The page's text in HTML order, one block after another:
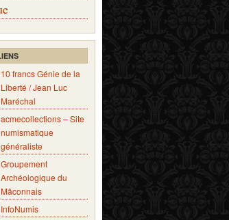
10 francs Génie de la
Liberté / Jean Luc
Maréchal
acmecollections – Site
numismatique
généraliste
Groupement
Archéologique du
Mâconnais
InfoNumis